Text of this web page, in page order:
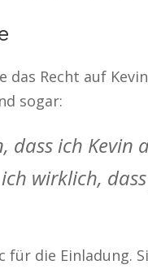
das Recht auf
sogar:
dass ich Kevin
wirklich,
für die Einladung.